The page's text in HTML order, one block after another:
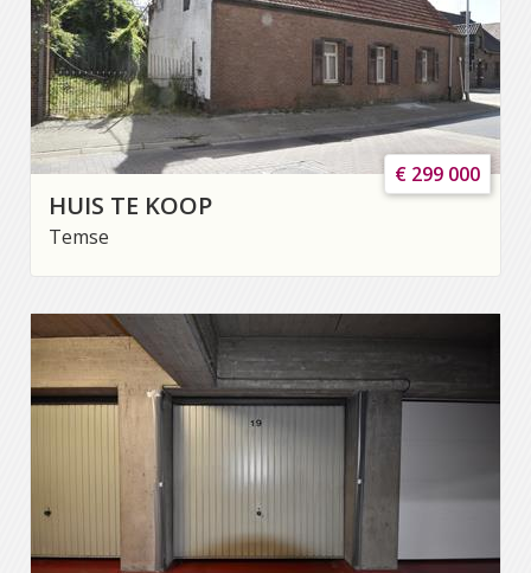
HUIS TE KOOP
Temse
€ 299 000